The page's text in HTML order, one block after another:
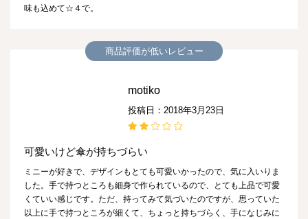
味も込めて☆４で。
商品評価が低いレビュー
motiko
投稿日：2018年3月23日
可愛いけど傘が持ちづらい
ミニーが好きで、デザインもとても可愛いかったので、気に入いりま
した。手で持つところも細身で作られているので、とても上品で可愛
くていい感じです。ただ、持ってみて気づいたのですが、思っていた
以上に手で持つところが細くて、ちょっと持ちづらく、手になじみに